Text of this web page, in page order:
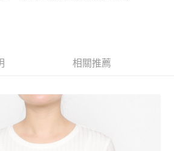
，台灣大哥大用戶可立即使用無須另外申請。
分期」，訂單成立後會自動跳轉到大哥付的交易
擇欲分期的期數、繳款截止日，確認付款後即完
相關推薦